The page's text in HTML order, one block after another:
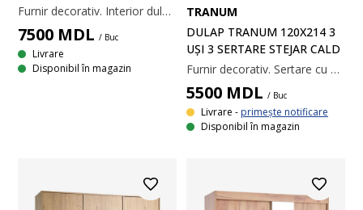
Furnir decorativ. Interior dulap: 5 rafturi și 1 bară pentru umerașe. 157x220x61 cm
7500 MDL / Buc
Livrare
Disponibil în magazin
TRANUM
DULAP TRANUM 120X214 3
UȘI 3 SERTARE STEJAR CALD
Furnir decorativ. Sertare cu deschidere prin apăsare. Interior dulap: 3 rafturi și 1 bară pentru umerașe. 120x214x60 cm
5500 MDL / Buc
Livrare - primește notificare
Disponibil în magazin